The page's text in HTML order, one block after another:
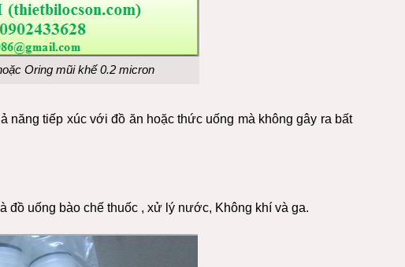
Oring mũi khế 0.2 micron
tiếp xúc với đồ ăn hoặc thức uống mà không gây ra bất
đồ uống bào chế thuốc , xử lý nước, Không khí và ga.